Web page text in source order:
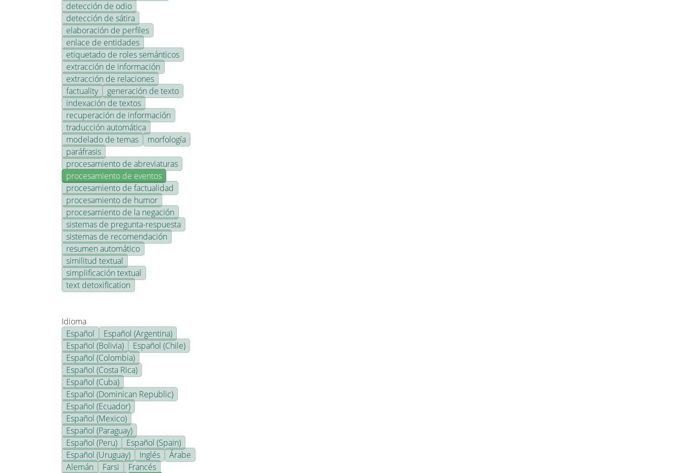
detección de odio
detección de sátira
elaboración de perfiles
enlace de entidades
etiquetado de roles semánticos
extracción de información
extracción de relaciones
factuality
generación de texto
indexación de textos
recuperación de información
traducción automática
modelado de temas
morfología
paráfrasis
procesamiento de abreviaturas
procesamiento de eventos
procesamiento de factualidad
procesamiento de humor
procesamiento de la negación
sistemas de pregunta-respuesta
sistemas de recomendación
resumen automático
similitud textual
simplificación textual
text detoxification
Idioma
Español
Español (Argentina)
Español (Bolivia)
Español (Chile)
Español (Colombia)
Español (Costa Rica)
Español (Cuba)
Español (Dominican Republic)
Español (Ecuador)
Español (Mexico)
Español (Paraguay)
Español (Peru)
Español (Spain)
Español (Uruguay)
Inglés
Árabe
Alemán
Farsi
Francés